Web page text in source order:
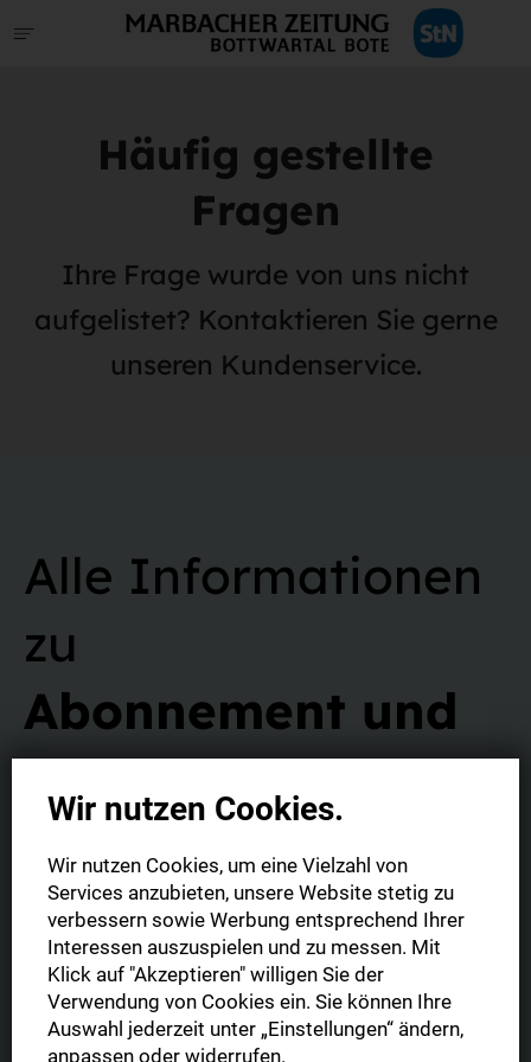
Häufig gestellte
Fragen
Ihre Frage wurde von uns nicht
aufgelistet? Kontaktieren Sie gerne
unseren Kundenservice.
Alle Informationen
zu
Abonnement und
Vertrag
Was ist die Digitale Zeitung?
Sie haben die Möglichkeit Ihre Digitale Zeitung im gewohnten
Format (1:1 Abbild der gedruckten Tageszeitung) oder in der
Was ist der Unterschied zwischen
Wir nutzen Cookies.
Wir nutzen Cookies, um eine Vielzahl von
Services anzubieten, unsere Website stetig zu
verbessern sowie Werbung entsprechend Ihrer
Interessen auszuspielen und zu messen. Mit
Klick auf "Akzeptieren" willigen Sie der
Verwendung von Cookies ein. Sie können Ihre
Auswahl jederzeit unter „Einstellungen“ ändern,
anpassen oder widerrufen.